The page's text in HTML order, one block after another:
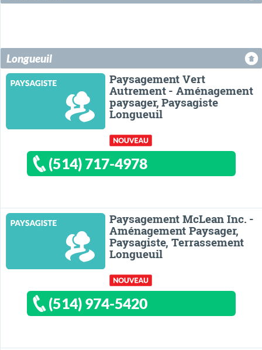
Longueuil
Paysagement Vert
Autrement - Aménagement
paysager, Paysagiste
Longueuil
(514) 717-4978
Paysagement McLean Inc. -
Aménagement Paysager,
Paysagiste, Terrassement
Longueuil
(514) 974-5420